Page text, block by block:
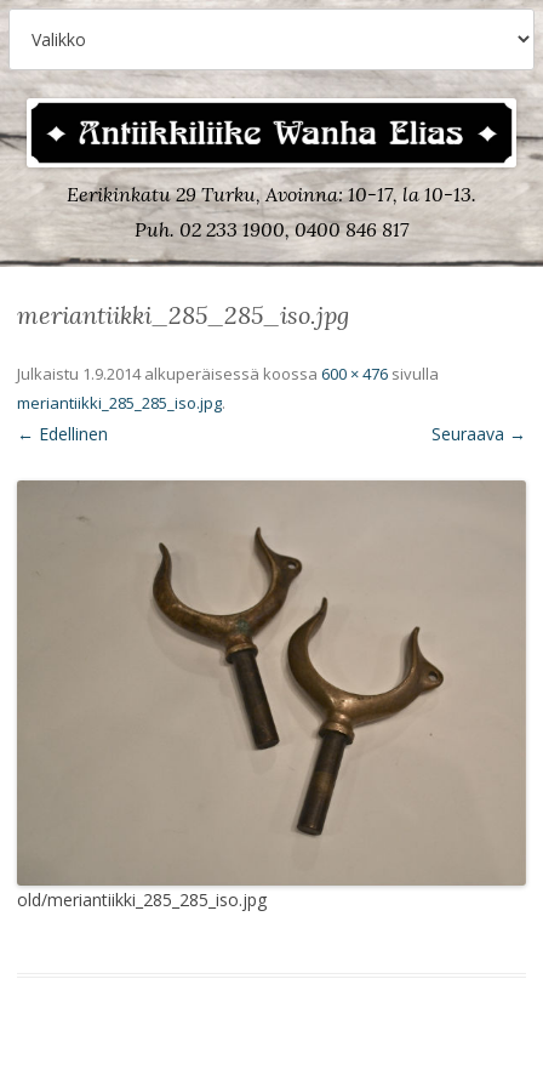
Eerikinkatu 29 Turku, Avoinna: 10-17, la 10-13.
Puh. 02 233 1900, 0400 846 817
meriantiikki_285_285_iso.jpg
Julkaistu 1.9.2014alkuperäisessä koossa 600 × 476 sivulla
meriantiikki_285_285_iso.jpg.
← Edellinen Seuraava →
old/meriantiikki_285_285_iso.jpg